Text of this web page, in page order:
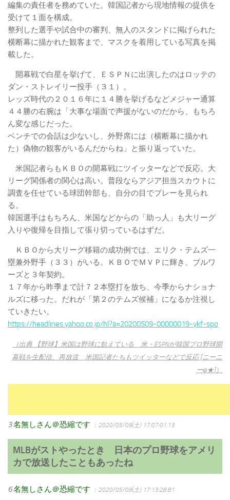
編集の責任者を務めていた。韓国記者から現地情報の提供を
受けて１面を構成。
整列した選手や試合中の審判、無人のスタンドに掲げられた
横断幕に描かれた観客まで、マスクを着用している写真を掲
載した。
開幕戦で白星を挙げて、ＥＳＰＮに出演したのはロッテの
ダン・ストレイリー投手（３１）。
レッズ時代の２０１６年に１４勝を挙げるなどメジャー通算
４４勝の右腕は「大事な場面で声援がないのだから、もちろ
ん変な感じだった。
ベンチでの会話は少ないし、外野席には（横断幕に描かれ
た）偽物の観客がいるんだからね」と振り返っていた。
米国記者らもＫＢＯの開幕戦にツイッターなどで反応。大
リーグ関係者の関心は高い。普段ならアジア担当スカウトに
調査を任せている球団幹部も、自分の目でプレーを見られ
る。
韓国選手はもちろん、米国などからの「助っ人」も大リーグ
入りや復帰を目指して張り切っているはずだ。
ＫＢＯから大リーグ移籍の成功例では、エリク・テムズ一
塁兼外野手（３３）がいる。ＫＢＯでＭＶＰに輝き、ブルワ
ーズと３年契約。
１７年から昨季まで計７２本塁打を放ち、今季からナショナ
ルズに移った。だれが「第２のテムズ候補」になるか注視し
ていきたい。
https://headlines.yahoo.co.jp/hl?a=20200509-00000019-ykf-spo
（出典 【野球】米国は野球に飢えている 米・ESPNが韓国プロ野球開
幕戦を生配信、再放送 米国記者たちもツイッターなどで反応 [ニーニ
ーφ★]）
3名無しさん＠恐縮です ：2020/05/09(土) 17:07:01.13
MLBがストやったとき 日本のプロ野球をアメリ
カで放送したこともあったね
6名無しさん＠恐縮です ：2020/05/09(土) 17:13:28.81